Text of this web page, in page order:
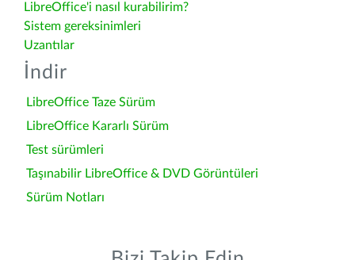
LibreOffice'i nasıl kurabilirim?
Sistem gereksinimleri
Uzantılar
İndir
LibreOffice Taze Sürüm
LibreOffice Kararlı Sürüm
Test sürümleri
Taşınabilir LibreOffice & DVD Görüntüleri
Sürüm Notları